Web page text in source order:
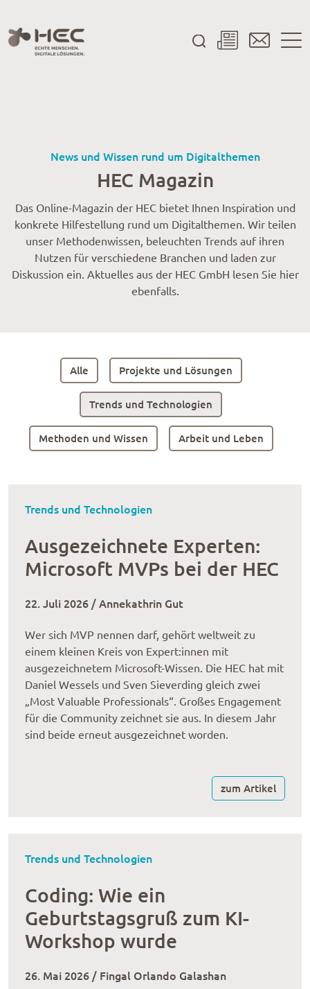
News und Wissen rund um Digitalthemen
HEC Magazin
Das Online-Magazin der HEC bietet Ihnen Inspiration und
konkrete Hilfestellung rund um Digitalthemen. Wir teilen
unser Methodenwissen, beleuchten Trends auf ihren
Nutzen für verschiedene Branchen und laden zur
Diskussion ein. Aktuelles aus der HEC GmbH lesen Sie hier
ebenfalls.
Alle Projekte und Lösungen
Trends und Technologien
Methoden und Wissen Arbeit und Leben
Trends und Technologien
Ausgezeichnete Experten:
Microsoft MVPs bei der HEC
22. Juli 2026 / Annekathrin Gut
Wer sich MVP nennen darf, gehört weltweit zu
einem kleinen Kreis von Expert:innen mit
ausgezeichnetem Microsoft-Wissen. Die HEC hat mit
Daniel Wessels und Sven Sieverding gleich zwei
„Most Valuable Professionals“. Großes Engagement
für die Community zeichnet sie aus. In diesem Jahr
sind beide erneut ausgezeichnet worden.
zum Artikel
Trends und Technologien
Coding: Wie ein
Geburtstagsgruß zum KI-
Workshop wurde
26. Mai 2026 / Fingal Orlando Galashan